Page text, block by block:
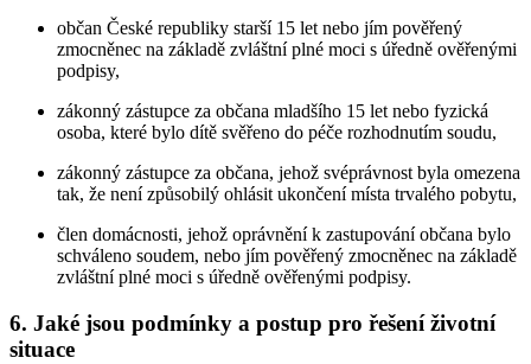
občan České republiky starší 15 let nebo jím pověřený
zmocněnec na základě zvláštní plné moci s úředně ověřenými
podpisy,
zákonný zástupce za občana mladšího 15 let nebo fyzická
osoba, které bylo dítě svěřeno do péče rozhodnutím soudu,
zákonný zástupce za občana, jehož svéprávnost byla omezena
tak, že není způsobilý ohlásit ukončení místa trvalého pobytu,
člen domácnosti, jehož oprávnění k zastupování občana bylo
schváleno soudem, nebo jím pověřený zmocněnec na základě
zvláštní plné moci s úředně ověřenými podpisy.
6. Jaké jsou podmínky a postup pro řešení životní
situace